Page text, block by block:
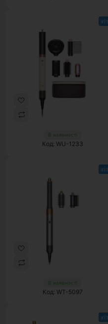
хіт
В наявності
Код: WU-1233
хіт
В наявності
Код: WT-5097
хіт